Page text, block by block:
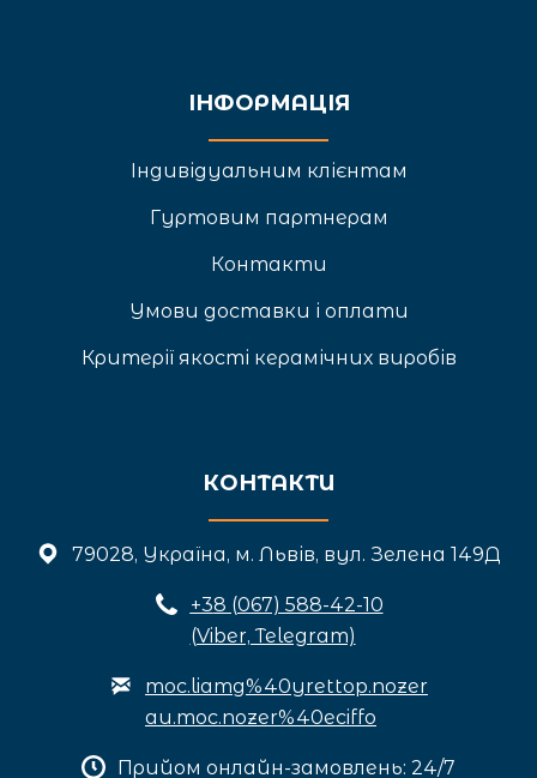
ІНФОРМАЦІЯ
Індивідуальним клієнтам
Гуртовим партнерам
Контакти
Умови доставки і оплати
Критерії якості керамічних виробів
КОНТАКТИ
79028, Україна, м. Львів, вул. Зелена 149Д
+38 (067) 588-42-10
(Viber, Telegram)
moc.liamg%40yrettop.nozer
au.moc.nozer%40eciffo
Прийом онлайн-замовлень: 24/7